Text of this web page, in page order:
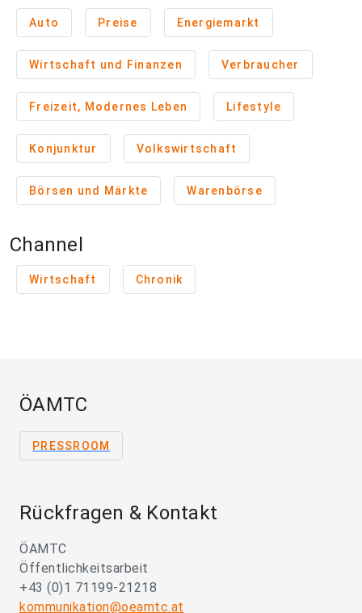
Auto Preise Energiemarkt
Wirtschaft und Finanzen Verbraucher
Freizeit, Modernes Leben Lifestyle
Konjunktur Volkswirtschaft
Börsen und Märkte Warenbörse
Channel
Wirtschaft Chronik
ÖAMTC
PRESSROOM
Rückfragen & Kontakt
ÖAMTC
Öffentlichkeitsarbeit
+43 (0)1 71199-21218
kommunikation@oeamtc.at